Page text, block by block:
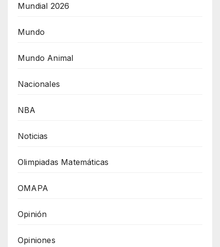
Mundial 2026
Mundo
Mundo Animal
Nacionales
NBA
Noticias
Olimpiadas Matemáticas
OMAPA
Opinión
Opiniones